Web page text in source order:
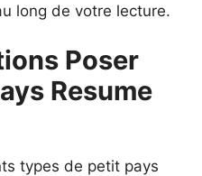
long de votre lecture.
Poser
Resume
types de petit pays